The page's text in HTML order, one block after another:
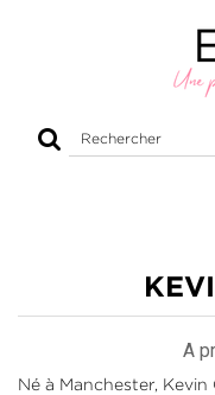
Rechercher
A
Né à Manchester, Kevin